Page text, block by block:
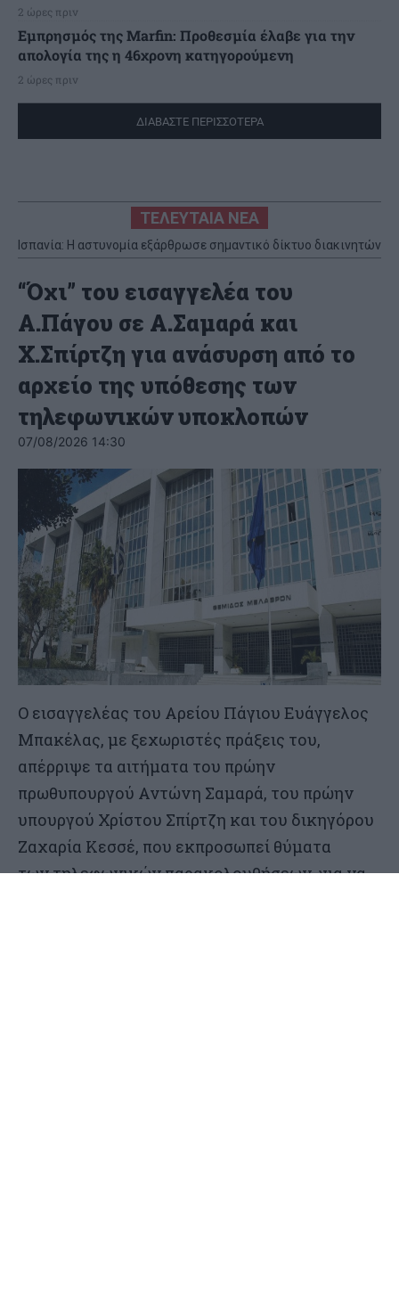
2 ώρες πριν
Εμπρησμός της Marfin: Προθεσμία έλαβε για την
απολογία της η 46χρονη κατηγορούμενη
2 ώρες πριν
ΔΙΑΒΑΣΤΕ ΠΕΡΙΣΣΟΤΕΡΑ